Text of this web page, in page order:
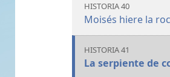
HISTORIA 40
Moisés hiere la
HISTORIA 41
La serpiente de